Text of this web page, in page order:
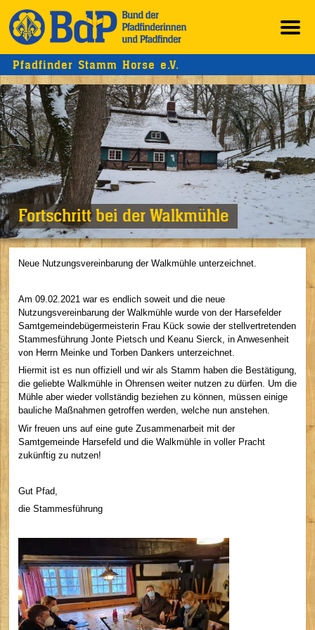
Pfadfinder Stamm Horse e.V.
Fortschritt bei der Walkmühle
Neue Nutzungsvereinbarung der Walkmühle unterzeichnet.
Am 09.02.2021 war es endlich soweit und die neue
Nutzungsvereinbarung der Walkmühle wurde von der Harsefelder
Samtgemeindebügermeisterin Frau Kück sowie der stellvertretenden
Stammesführung Jonte Pietsch und Keanu Sierck, in Anwesenheit
von Herrn Meinke und Torben Dankers unterzeichnet.
Hiermit ist es nun offiziell und wir als Stamm haben die Bestätigung,
die geliebte Walkmühle in Ohrensen weiter nutzen zu dürfen. Um die
Mühle aber wieder vollständig beziehen zu können, müssen einige
bauliche Maßnahmen getroffen werden, welche nun anstehen.
Wir freuen uns auf eine gute Zusammenarbeit mit der
Samtgemeinde Harsefeld und die Walkmühle in voller Pracht
zukünftig zu nutzen!
Gut Pfad,
die Stammesführung